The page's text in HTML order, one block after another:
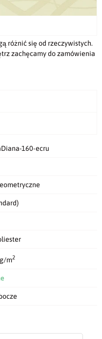
różnić się od rzeczywistych.
zachęcamy do zamówienia
160-ecru
m2